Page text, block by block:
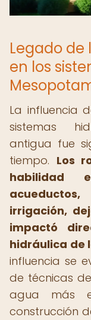
Legado
en los
La influencia
sistemas
antigua fue
tiempo. Los
habilidad
irrigación,
impactó
hidráulica de
influencia se
de técnicas
agua más
construcción